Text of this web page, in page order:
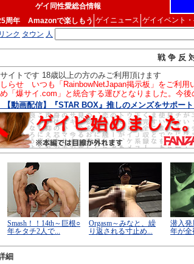
ゲイ同性愛総合情報
周年
Amazonで楽しもう ゲイニュース ゲイイベント
戦 争 反
イトです 18歳以上の方のみご利用頂けます
しらせ いつも「RainbowNetJapan掲示板」をご利
「爆サイ.com」と統合する運びとなりました。今後
【動画配信】『STAR BOX』推しのメンズをサポー
細